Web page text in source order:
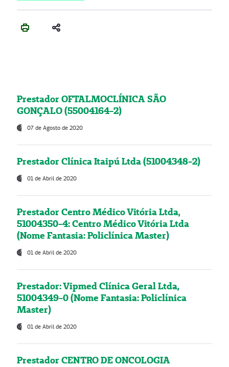
Prestador OFTALMOCLÍNICA SÃO
GONÇALO (55004164-2)
07 de Agosto de 2020
Prestador Clínica Itaipú Ltda (51004348-2)
01 de Abril de 2020
Prestador Centro Médico Vitória Ltda,
51004350-4: Centro Médico Vitória Ltda
(Nome Fantasia: Policlínica Master)
01 de Abril de 2020
Prestador: Vipmed Clínica Geral Ltda,
51004349-0 (Nome Fantasia: Policlínica
Master)
01 de Abril de 2020
Prestador CENTRO DE ONCOLOGIA